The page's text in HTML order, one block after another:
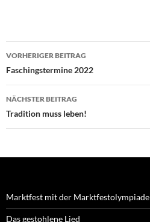
Beitragsnavigation
VORHERIGER BEITRAG
Faschingstermine 2022
NÄCHSTER BEITRAG
Tradition muss leben!
Marktfest mit der Marktfestolympiade
Das gestohlene Lied